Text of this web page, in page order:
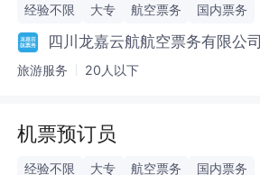
经验不限 大专 航空票务 国内票务
四川龙嘉云航航空票务有限公司
旅游服务 20人以下
机票预订员
经验不限 大专 航空票务 国内票务